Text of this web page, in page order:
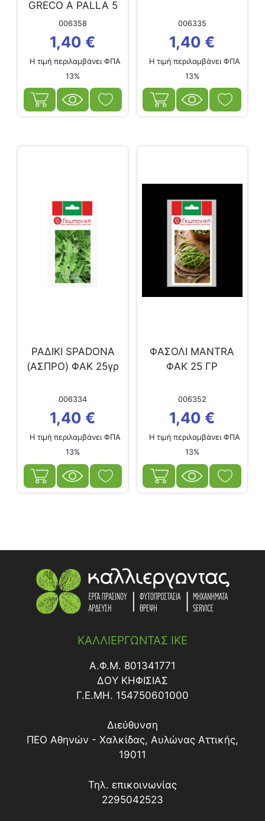
GRECO A PALLA 5
ΦΑΚ 5 ΓΡ
006358
1,40 €
Η τιμή περιλαμβάνει ΦΠΑ
13%
006335
1,40 €
Η τιμή περιλαμβάνει ΦΠΑ
13%
ΡΑΔΙΚΙ SPADONA
(ΑΣΠΡΟ) ΦΑΚ 25γρ
006334
1,40 €
Η τιμή περιλαμβάνει ΦΠΑ
13%
ΦΑΣΟΛΙ MANTRA
ΦΑΚ 25 ΓΡ
006352
1,40 €
Η τιμή περιλαμβάνει ΦΠΑ
13%
ΚΑΛΛΙΕΡΓΩΝΤΑΣ ΙΚΕ
Α.Φ.Μ. 801341771
ΔΟY ΚΗΦΙΣΙΑΣ
Γ.Ε.ΜΗ. 154750601000
Διεύθυνση
ΠΕΟ Αθηνών - Χαλκίδας, Αυλώνας Αττικής,
19011
Τηλ. επικοινωνίας
2295042523